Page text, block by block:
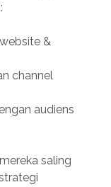
&
channel
audiens
saling